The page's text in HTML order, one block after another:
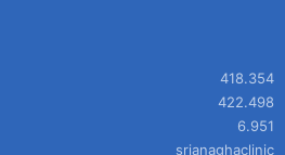
418.354
422.498
6.951
srianaghaclinic